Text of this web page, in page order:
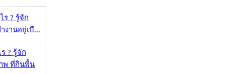
ร ? รู้จัก
งานอยู่เบื...
? รู้จัก
พ ที่กินพื้น